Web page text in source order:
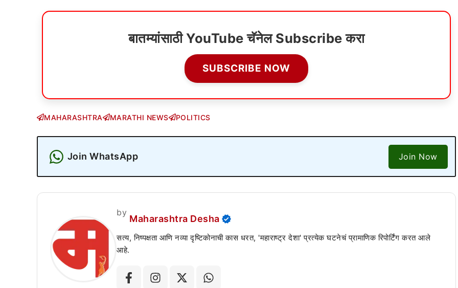
बातम्यांसाठी YouTube चॅनेल Subscribe करा
SUBSCRIBE NOW
MAHARASHTRA MARATHI NEWS POLITICS
Join WhatsApp Join Now
by
Maharashtra Desha
सत्य, निष्पक्षता आणि नव्या दृष्टिकोनाची कास धरत, 'महाराष्ट्र देशा' प्रत्येक घटनेचं प्रामाणिक रिपोर्टिंग करत आले
आहे.